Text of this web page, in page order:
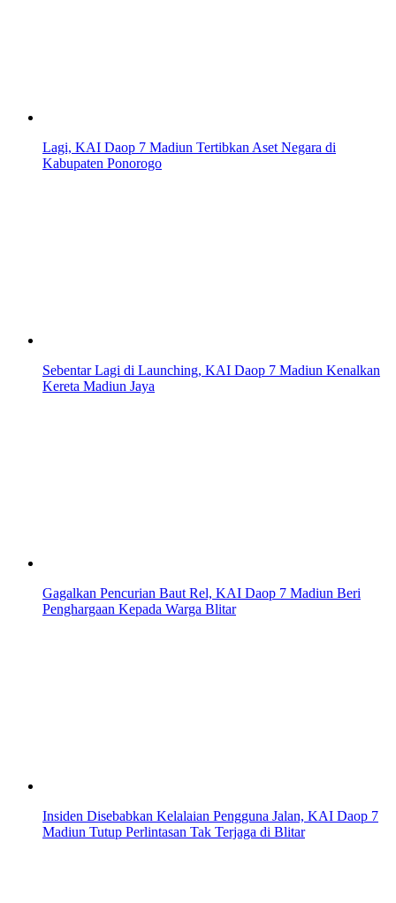
Lagi, KAI Daop 7 Madiun Tertibkan Aset Negara di
Kabupaten Ponorogo
Sebentar Lagi di Launching, KAI Daop 7 Madiun Kenalkan
Kereta Madiun Jaya
Gagalkan Pencurian Baut Rel, KAI Daop 7 Madiun Beri
Penghargaan Kepada Warga Blitar
Insiden Disebabkan Kelalaian Pengguna Jalan, KAI Daop 7
Madiun Tutup Perlintasan Tak Terjaga di Blitar